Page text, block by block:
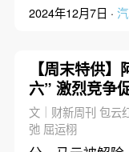
2024年12月7日 ·
【周末特供
六” 激烈竞争
队回归
文｜财新周刊 包云
弛 屈运栩